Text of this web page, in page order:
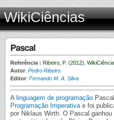
WikiCiências
Pascal
Referência : Ribeiro, P. (2012),
Autor: Pedro Ribeiro
Editor: Fernando M. A. Silva
A linguagem de programação
Programação Imperativa e foi
por Niklaus Wirth. O Pascal